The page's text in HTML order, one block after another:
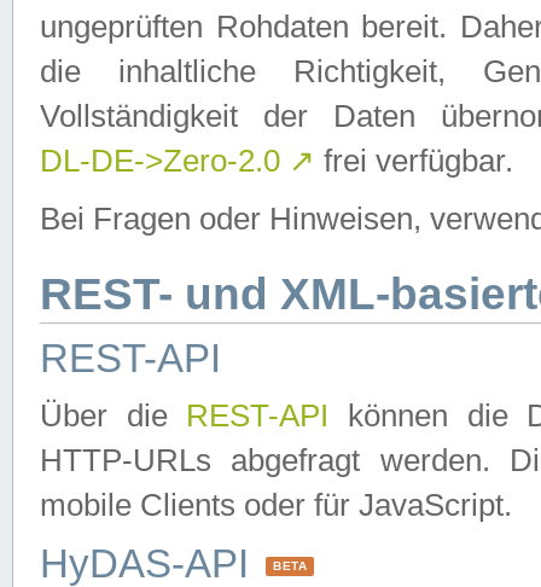
ungeprüften Rohdaten bereit.
die inhaltliche Richtigkeit,
Vollständigkeit der Daten
DL-DE->Zero-2.0 ↗ frei verfügbar.
Bei Fragen oder Hinweisen,
REST- und XML-
REST-API
Über die REST-API können die
HTTP-URLs abgefragt werden.
mobile Clients oder für JavaScript.
HyDAS-API BETA